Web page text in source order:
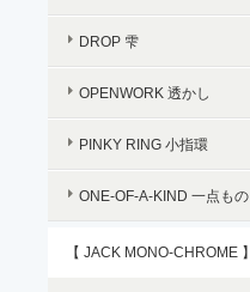
DROP 雫
OPENWORK 透かし
PINKY RING 小指環
ONE-OF-A-KIND 一点もの
【 JACK MONO-CHROME 】